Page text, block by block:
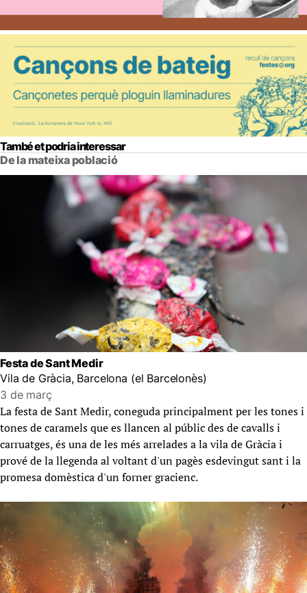
També et podria interessar
De la mateixa població
Festa de Sant Medir
Vila de Gràcia, Barcelona (el Barcelonès)
3 de març
La festa de Sant Medir, coneguda principalment per les tones i
tones de caramels que es llancen al públic des de cavalls i
carruatges, és una de les més arrelades a la vila de Gràcia i
prové de la llegenda al voltant d'un pagès esdevingut sant i la
promesa domèstica d'un forner gracienc.